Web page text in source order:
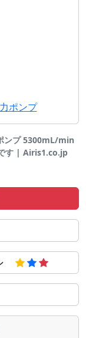
ポンプ
ンプ 5300mL/min
す | Airis1.co.jp